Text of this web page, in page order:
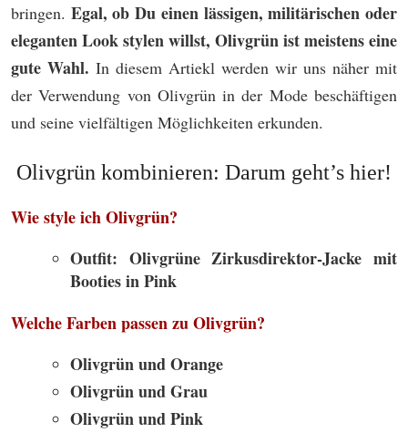
bringen. Egal, ob Du einen lässigen, militärischen oder
eleganten Look stylen willst, Olivgrün ist meistens eine
gute Wahl. In diesem Artiekl werden wir uns näher mit
der Verwendung von Olivgrün in der Mode beschäftigen
und seine vielfältigen Möglichkeiten erkunden.
Olivgrün kombinieren: Darum geht’s hier!
Wie style ich Olivgrün?
Outfit: Olivgrüne Zirkusdirektor-Jacke mit
Booties in Pink
Welche Farben passen zu Olivgrün?
Olivgrün und Orange
Olivgrün und Grau
Olivgrün und Pink